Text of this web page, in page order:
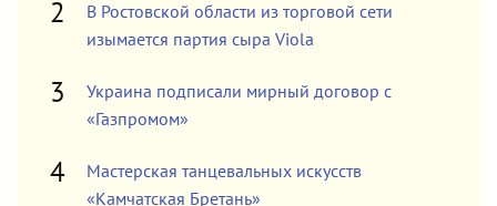
В Ростовской области из торговой сети
изымается партия сыра Viola
Украина подписали мирный договор с
«Газпромом»
Мастерская танцевальных искусств
«Камчатская Бретань»